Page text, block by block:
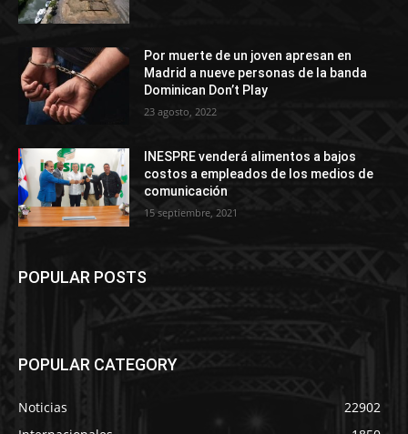
Por muerte de un joven apresan en
Madrid a nueve personas de la banda
Dominican Don’t Play
23 agosto, 2022
INESPRE venderá alimentos a bajos
costos a empleados de los medios de
comunicación
15 septiembre, 2021
POPULAR POSTS
POPULAR CATEGORY
Noticias
22902